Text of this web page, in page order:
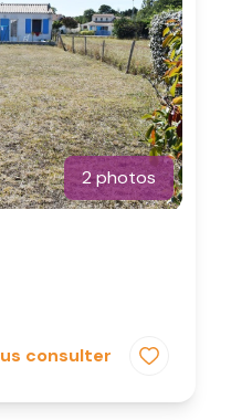
2 photos
consulter